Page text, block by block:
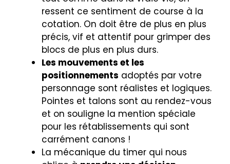
ressent ce sentiment de course à la
cotation. On doit être de plus en plus
précis, vif et attentif pour grimper des
blocs de plus en plus durs.
Les mouvements et les
positionnements adoptés par votre
personnage sont réalistes et logiques.
Pointes et talons sont au rendez-vous
et on souligne la mention spéciale
pour les rétablissements qui sont
carrément canons !
La mécanique du timer qui nous